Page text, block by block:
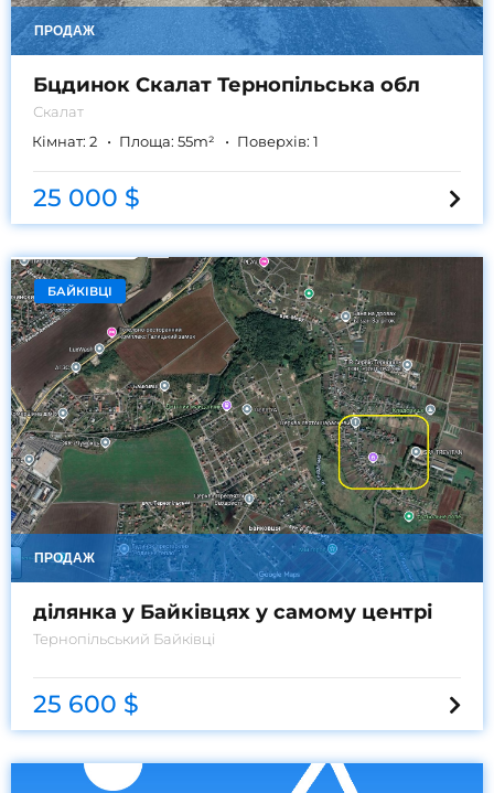
ПРОДАЖ
Бцдинок Скалат Тернопільська обл
Скалат
Кімнат: 2 Площа: 55m² Поверхів: 1
25 000 $
БАЙКІВЦІ
ПРОДАЖ
ділянка у Байківцях у самому центрі
Тернопільський Байківці
25 600 $